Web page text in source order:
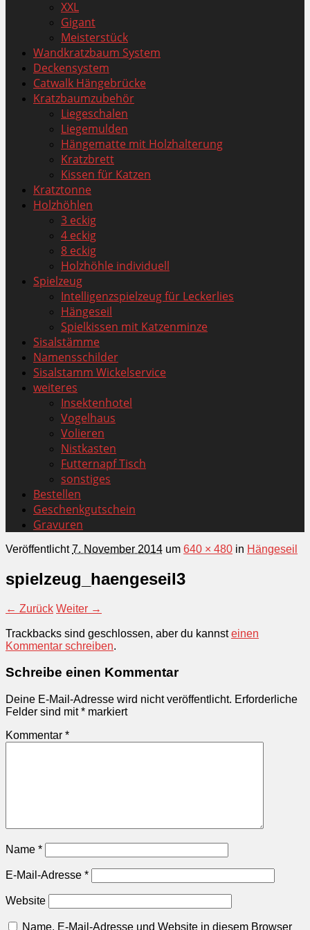
XXL
Gigant
Meisterstück
Wandkratzbaum System
Deckensystem
Catwalk Hängebrücke
Kratzbaumzubehör
Liegeschalen
Liegemulden
Hängematte mit Holzhalterung
Kratzbrett
Kissen für Katzen
Kratztonne
Holzhöhlen
3 eckig
4 eckig
8 eckig
Holzhöhle individuell
Spielzeug
Intelligenzspielzeug für Leckerlies
Hängeseil
Spielkissen mit Katzenminze
Sisalstämme
Namensschilder
Sisalstamm Wickelservice
weiteres
Insektenhotel
Vogelhaus
Volieren
Nistkasten
Futternapf Tisch
sonstiges
Bestellen
Geschenkgutschein
Gravuren
Veröffentlicht7. November 2014 um 640 × 480 in Hängeseil
spielzeug_haengeseil3
← Zurück Weiter →
Trackbacks sind geschlossen, aber du kannsteinen
Kommentar schreiben.
Schreibe einen Kommentar
Deine E-Mail-Adresse wird nicht veröffentlicht. Erforderliche
Felder sind mit* markiert
Kommentar *
Name *
E-Mail-Adresse *
Website
Name, E-Mail-Adresse und Website in diesem Browser